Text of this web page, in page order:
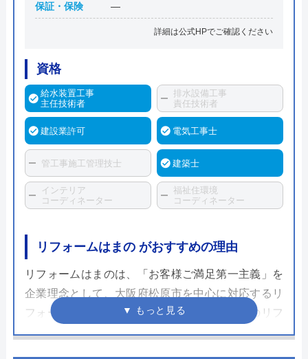
保証・保険 ―
詳細は公式HPでご確認ください
資格
給水装置工事
主任技術者
排水設備工事
責任技術者
建設業許可 電気工事士
管工事施工管理技士 建築士
インテリア
コーディネーター
福祉住環境
コーディネーター
リフォームはまの がおすすめの理由
リフォームはまのは、「お客様ご満足第一主義」を
企業理念として、大阪府松原市を中心に対応するリ
フォーム店です。昭和49年創業で、これまでのリフ
ォーム実績は20,000件以上あります。